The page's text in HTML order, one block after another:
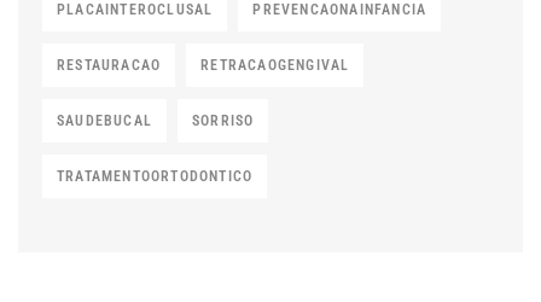
PLACAINTEROCLUSAL PREVENCAONAINFANCIA
RESTAURACAO RETRACAOGENGIVAL
SAUDEBUCAL SORRISO
TRATAMENTOORTODONTICO